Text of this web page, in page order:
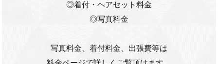
◎着付・ヘアセット料金
◎写真料金
写真料金、着付料金、出張費等は